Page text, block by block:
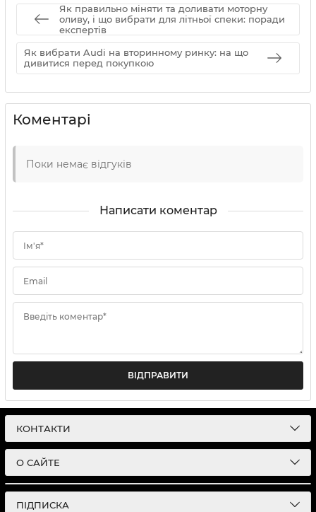
Як правильно міняти та доливати моторну
оливу, і що вибрати для літньої спеки: поради
експертів
Як вибрати Audi на вторинному ринку: на що
дивитися перед покупкою
Коментарі
Поки немає відгуків
Написати коментар
Ім'я*
Email
Введіть коментар*
ВІДПРАВИТИ
КОНТАКТИ
О САЙТЕ
ПІДПИСКА